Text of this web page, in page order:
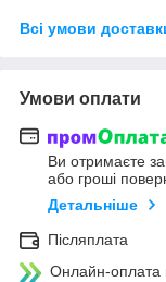
Всі умови
Умови оплати
Ви отримаєте
або гроші
Детальніше
Післяплата
Онлайн-оплата